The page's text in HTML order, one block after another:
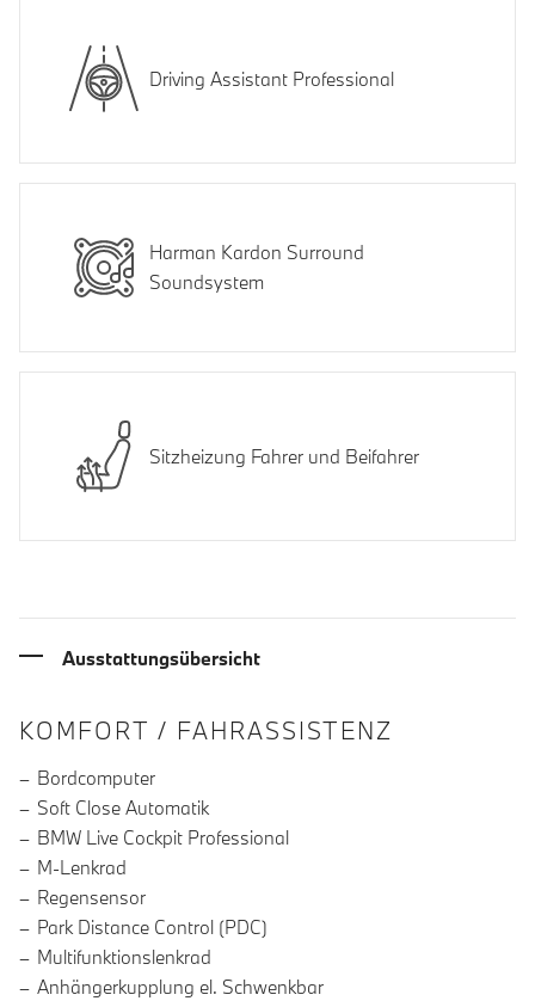
Driving Assistant Professional
Harman Kardon Surround
Soundsystem
Sitzheizung Fahrer und Beifahrer
Ausstattungsübersicht
INFORMATIONEN ÜBER DIE
KOMFORT / FAHRASSISTENZ
Bordcomputer
Soft Close Automatik
BMW Live Cockpit Professional
M-Lenkrad
Regensensor
Park Distance Control (PDC)
Multifunktionslenkrad
Anhängerkupplung el. Schwenkbar